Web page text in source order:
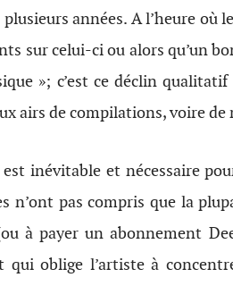
années. A l’heure où
sur celui-ci ou alors qu’un
»; c’est ce déclin
airs de compilations, voire de
inévitable et nécessaire
n’ont pas compris que la
à payer un abonnement
qui oblige l’artiste à